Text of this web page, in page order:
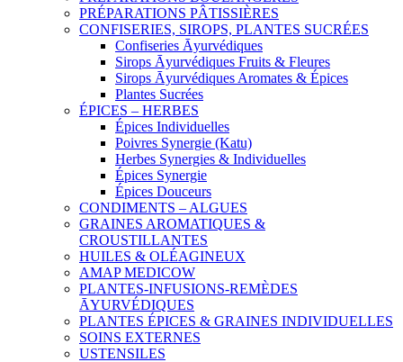
PRÉPARATIONS PÂTISSIÈRES
CONFISERIES, SIROPS, PLANTES SUCRÉES
Confiseries Āyurvédiques
Sirops Āyurvédiques Fruits & Fleures
Sirops Āyurvédiques Aromates & Épices
Plantes Sucrées
ÉPICES – HERBES
Épices Individuelles
Poivres Synergie (Katu)
Herbes Synergies & Individuelles
Épices Synergie
Épices Douceurs
CONDIMENTS – ALGUES
GRAINES AROMATIQUES &
CROUSTILLANTES
HUILES & OLÉAGINEUX
AMAP MEDICOW
PLANTES-INFUSIONS-REMÈDES
ĀYURVÉDIQUES
PLANTES ÉPICES & GRAINES INDIVIDUELLES
SOINS EXTERNES
USTENSILES